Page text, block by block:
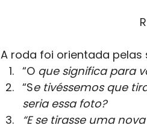
R
A roda foi orientada pelas
“O que significa para
“Se tivéssemos que
seria essa foto?
“E se tirasse uma